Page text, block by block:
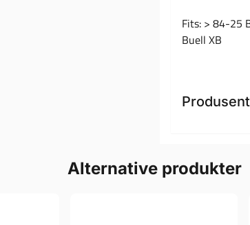
Fits: > 84-25
Buell XB
Produsent
Alternative produkter